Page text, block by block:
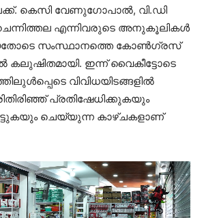
കെസി വേണുഗോപാൽ, വി.ഡി
എന്നിവരുടെ അനുകൂലികൾ
സംസ്ഥാനത്തെ കോൺഗ്രസ്
കലുഷിതമായി. ഇന്ന് വൈകീട്ടോടെ
വിവിധയിടങ്ങളിൽ
പ്രതിഷേധിക്കുകയും
ചെയ്യുന്ന കാഴ്ചകളാണ്